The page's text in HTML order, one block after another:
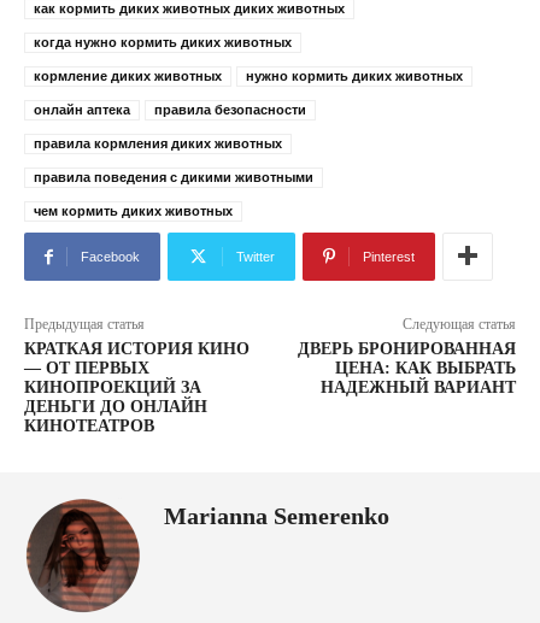
как кормить диких животных диких животных
когда нужно кормить диких животных
кормление диких животных нужно кормить диких животных
онлайн аптека правила безопасности
правила кормления диких животных
правила поведения с дикими животными
чем кормить диких животных
Facebook Twitter Pinterest
Предыдущая статья
КРАТКАЯ ИСТОРИЯ КИНО
— ОТ ПЕРВЫХ
КИНОПРОЕКЦИЙ ЗА
ДЕНЬГИ ДО ОНЛАЙН
КИНОТЕАТРОВ
Следующая статья
ДВЕРЬ БРОНИРОВАННАЯ
ЦЕНА: КАК ВЫБРАТЬ
НАДЕЖНЫЙ ВАРИАНТ
Marianna Semerenko